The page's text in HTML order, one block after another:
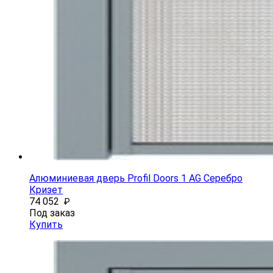
Алюминиевая дверь Profil Doors 1 AG Серебро
Кризет
74 052 ₽
Под заказ
Купить